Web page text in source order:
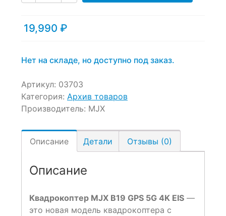
19,990 ₽
Нет на складе, но доступно под заказ.
Артикул: 03703
Категория: Архив товаров
Производитель: MJX
Описание Детали Отзывы (0)
Описание
Квадрокоптер MJX B19 GPS 5G 4K EIS —
это новая модель квадрокоптера с